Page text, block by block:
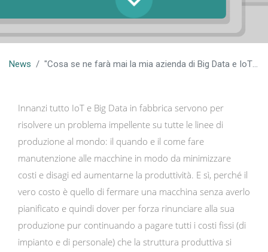
News "Cosa se ne farà mai la mia azienda di Big Data e IoT?"
Innanzi tutto IoT e Big Data in fabbrica servono per
risolvere un problema impellente su tutte le linee di
produzione al mondo: il quando e il come fare
manutenzione alle macchine in modo da minimizzare
costi e disagi ed aumentarne la produttività. E sì, perché il
vero costo è quello di fermare una macchina senza averlo
pianificato e quindi dover per forza rinunciare alla sua
produzione pur continuando a pagare tutti i costi fissi (di
impianto e di personale) che la struttura produttiva si